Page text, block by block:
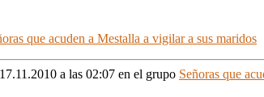
que acuden a Mestalla a vigilar a sus maridos
a las 02:07 en el grupo Señoras que